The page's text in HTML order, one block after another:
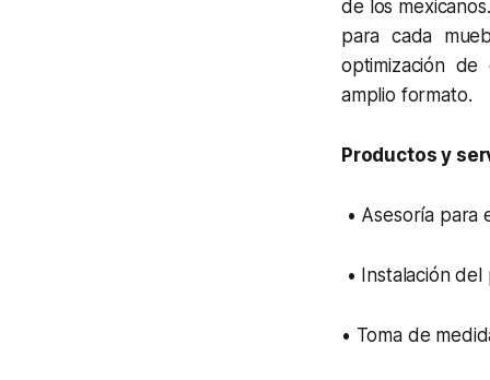
de los
para cada
optimización
amplio formato.
Productos y
• Asesoría para
• Instalación
• Toma de